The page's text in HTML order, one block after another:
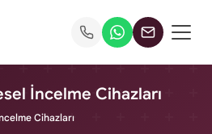
İncelme Cihazları
Cihazları